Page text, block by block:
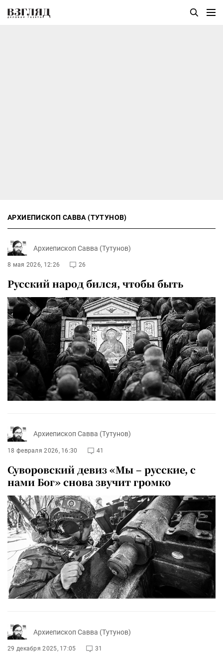
АРХИЕПИСКОП САВВА (ТУТУНОВ)
Архиепископ Савва (Тутунов)
8 мая 2026, 12:26 26
Русский народ бился, чтобы быть
Архиепископ Савва (Тутунов)
18 февраля 2026, 16:30 41
Суворовский девиз «Мы – русские, с
нами Бог» снова звучит громко
Архиепископ Савва (Тутунов)
29 декабря 2025, 17:05 31